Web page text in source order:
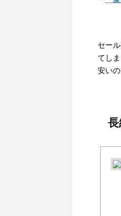
セー
てし
安い
長